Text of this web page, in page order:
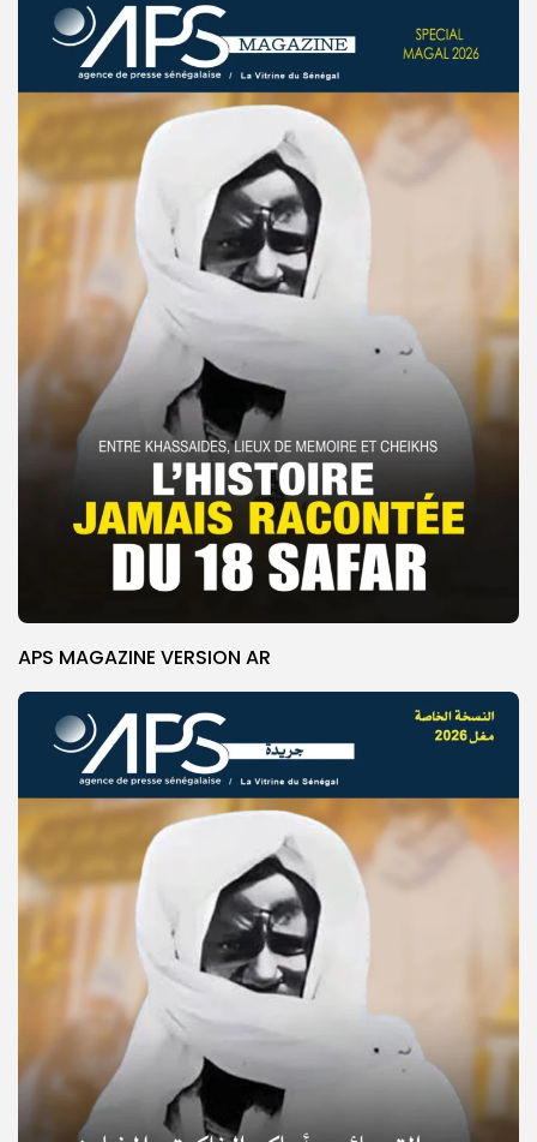
© Copyright 2025, APS
APS MAGAZINE VERSION AR